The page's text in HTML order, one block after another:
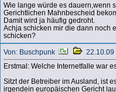
Wie lange würde es dauern,wenn
Gerichtlichen Mahnbescheid
Damit wird ja häufig gedroht.
Achja schicken mir die dann noch
schicken?
Von: Buschpunk
22.10.09
Erstmal: Welche Internetfalle war
Sitzt der Betreiber im Ausland, ist
irgendein europäischen Gericht